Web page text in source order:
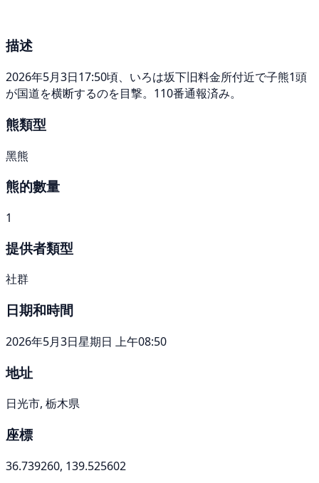
描述
2026年5月3日17:50頃、いろは坂下旧料金所付近で子熊1頭
が国道を横断するのを目撃。110番通報済み。
熊類型
黑熊
熊的數量
1
提供者類型
社群
日期和時間
2026年5月3日星期日 上午08:50
地址
日光市, 栃木県
座標
36.739260, 139.525602